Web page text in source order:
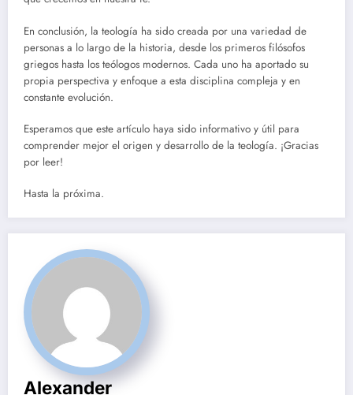
En conclusión, la teología ha sido creada por una variedad de
personas a lo largo de la historia, desde los primeros filósofos
griegos hasta los teólogos modernos. Cada uno ha aportado su
propia perspectiva y enfoque a esta disciplina compleja y en
constante evolución.
Esperamos que este artículo haya sido informativo y útil para
comprender mejor el origen y desarrollo de la teología. ¡Gracias
por leer!
Hasta la próxima.
Alexander